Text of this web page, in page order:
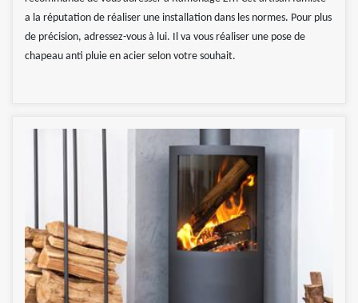
a la réputation de réaliser une installation dans les normes. Pour plus
de précision, adressez-vous à lui. Il va vous réaliser une pose de
chapeau anti pluie en acier selon votre souhait.